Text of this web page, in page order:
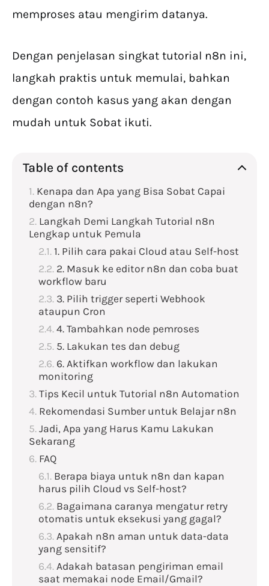
memproses atau mengirim datanya.
Dengan penjelasan singkat tutorial n8n ini,
langkah praktis untuk memulai, bahkan
dengan contoh kasus yang akan dengan
mudah untuk Sobat ikuti.
Table of contents
Kenapa dan Apa yang Bisa Sobat Capai
dengan n8n?
Langkah Demi Langkah Tutorial n8n
Lengkap untuk Pemula
1. Pilih cara pakai Cloud atau Self-host
2. Masuk ke editor n8n dan coba buat
workflow baru
3. Pilih trigger seperti Webhook
ataupun Cron
4. Tambahkan node pemroses
5. Lakukan tes dan debug
6. Aktifkan workflow dan lakukan
monitoring
Tips Kecil untuk Tutorial n8n Automation
Rekomendasi Sumber untuk Belajar n8n
Jadi, Apa yang Harus Kamu Lakukan
Sekarang
FAQ
Berapa biaya untuk n8n dan kapan
harus pilih Cloud vs Self-host?
Bagaimana caranya mengatur retry
otomatis untuk eksekusi yang gagal?
Apakah n8n aman untuk data-data
yang sensitif?
Adakah batasan pengiriman email
saat memakai node Email/Gmail?